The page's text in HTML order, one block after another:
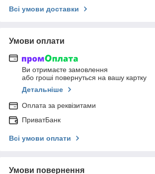
Всі умови доставки
Умови оплати
Ви отримаєте замовлення
або гроші повернуться на вашу картку
Детальніше
Оплата за реквізитами
ПриватБанк
Всі умови оплати
Умови повернення